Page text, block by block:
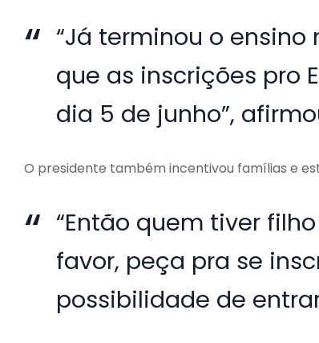
“Já terminou o
que as inscrições pro
dia 5 de junho”,
O presidente também incentivou famílias e
“Então quem tiver
favor, peça pra se
possibilidade de